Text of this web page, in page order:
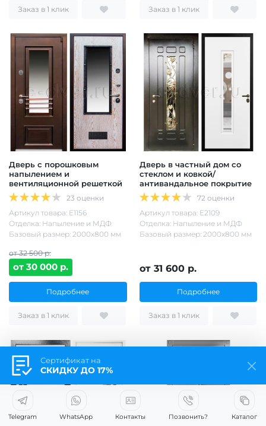
Заказ в 1 клик Заказ в 1 клик
Дверь с порошковым
напылением и
вентиляционной решеткой
23 оценки
Артикул товара: Е1156
Отделка: Напыление и МДФ
Базовый размер: 2000х800 мм
от 32 500 р.
от 30 000 р.
Подробнее
Заказ в 1 клик
Дверь в частный дом со
стеклом и ковкой/
антивандальное покрытие
72 оценки
Артикул товара: Е2109
Отделка: Напыление и МДФ
Базовый размер: 2000х800 мм
от 31 600 р.
Подробнее
Заказ в 1 клик
Сертификат на
СКИДКУ ДО 17%
Telegram WhatsApp Контакты Позвонить? Каталог